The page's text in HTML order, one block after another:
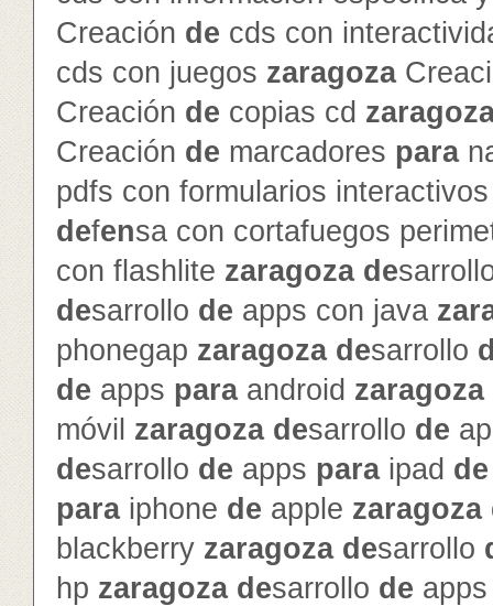
Creación de cds con
cds con juegos zaragoza
Creación de copias cd
Creación de marcadores para
pdfs con formularios
defensa con cortafuegos
con flashlite zaragoza de
desarrollo de apps con java
phonegap zaragoza desarrollo
de apps paraandroid zaragoza
móvil zaragoza desarrollo de
desarrollo de apps paraipad de
paraiphone de apple zaragoza
blackberry zaragoza desarrollo
hp zaragoza desarrollo de